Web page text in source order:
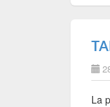
La